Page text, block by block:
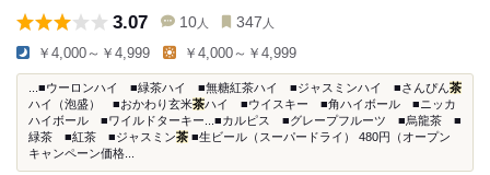
3.07 10 人 347 人
￥4,000～￥4,999 ￥4,000～￥4,999
...■ウーロンハイ ■緑茶ハイ ■無糖紅茶ハイ ■ジャスミンハイ ■さんぴん茶
ハイ（泡盛） ■おかわり玄米茶ハイ ■ウイスキー ■角ハイボール ■ニッカ
ハイボール ■ワイルドターキー...■カルピス ■グレープフルーツ ■烏龍茶 ■
緑茶 ■紅茶 ■ジャスミン茶 ■生ビール（スーパードライ） 480円（オープン
キャンペーン価格...